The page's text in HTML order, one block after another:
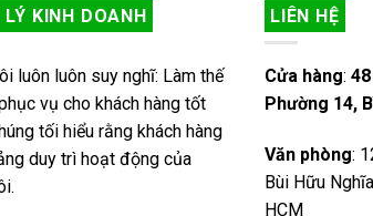
KINH DOANH
luôn luôn suy nghĩ: Làm thế
vụ cho khách hàng tốt
tối hiểu rằng khách hàng
duy trì hoạt động của
LIÊN HỆ
Cửa hàng:
Phường 14,
Văn phòng:
Bùi Hữu
HCM